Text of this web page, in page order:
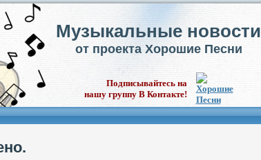
Музыкальные новости
от проекта Хорошие Песни
Подписывайтесь на
нашу группу В Контакте!